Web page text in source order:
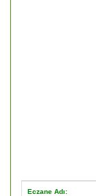
Eczane Adı: